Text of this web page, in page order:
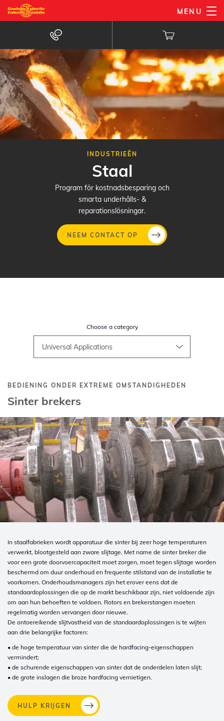
Overslaan
en
de
inhoud
gaan
MENU
INDUSTRIEËN
Staal
Program för kostnadsbesparing och
smarta underhålls- &
reparationslösningar.
NEEM CONTACT OP
gaan
Choose a category
BEDIENING ONDER EXTREME OMSTANDIGHEDEN
Sinter brekers
In staalfabrieken wordt apparatuur die sinter bij zeer hoge temperaturen
verwerkt, blootgesteld aan zware slijtage. Met name de sinter breker die
voor een grote doorvoercapaciteit moet zorgen, moet tegen slijtage worden
beschermd om duur onderhoud en frequente stilstand van de installatie te
voorkomen. Onderhoudsmanagers zijn het erover eens dat de
standaardoplossingen die op de markt beschikbaar zijn, niet voldoende zijn
om aan hun behoeften te voldoen. Rotors en brekerstangen moeten
regelmatig worden vervangen door nieuwe.
De ontoereikende slijtvastheid van de standaardoplossingen is te wijten
aan drie belangrijke factoren:
• de hoge temperatuur van sinter die de hardfacing-eigenschappen
vermindert;
• de schurende eigenschappen van sinter dat de onderdelen laten slijt;
• de grote inslagen die broze hardfacing vernietigen.
HULP KRIJGEN